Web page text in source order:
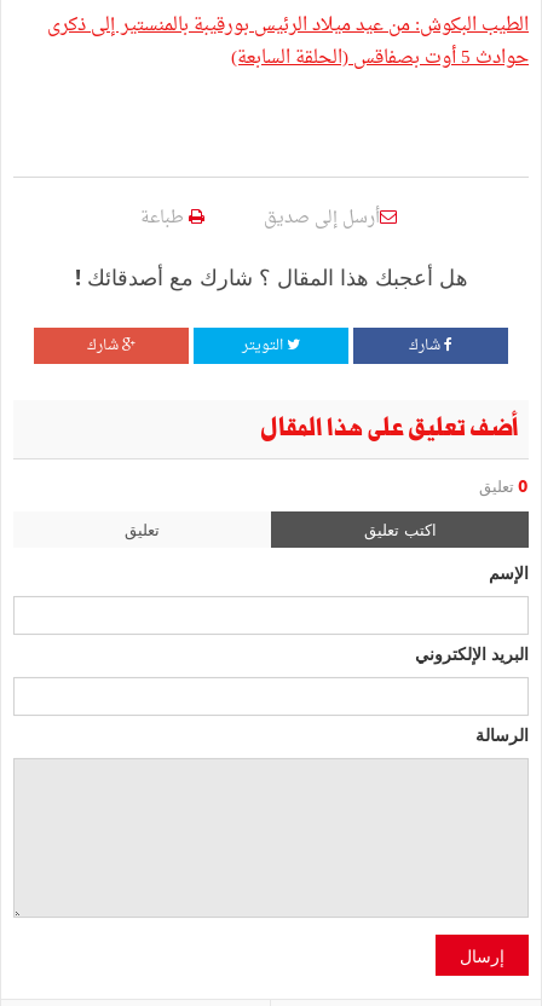
الطيب البكوش: من عيد ميلاد الرئيس بورقيبة بالمنستير إلى ذكرى
حوادث 5 أوت بصفاقس (الحلقة السابعة)
أرسل إلى صديق طباعة
هل أعجبك هذا المقال ؟ شارك مع أصدقائك !
شارك التويتر شارك
أضف تعليق على هذا المقال
0 تعليق
اكتب تعليق تعليق
الإسم
البريد الإلكتروني
الرسالة
إرسال